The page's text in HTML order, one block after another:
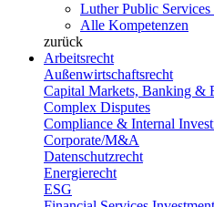
Luther Public Services
Alle Kompetenzen
zurück
Arbeitsrecht
Außenwirtschaftsrecht
Capital Markets, Banking &
Complex Disputes
Compliance & Internal
Corporate/M&A
Datenschutzrecht
Energierecht
ESG